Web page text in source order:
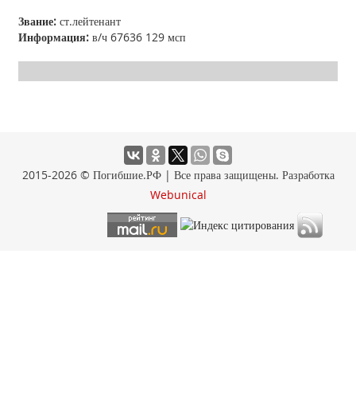
Звание: ст.лейтенант
Информация: в/ч 67636 129 мсп
2015-2026 © Погибшие.РФ | Все права защищены. Разработка
Webunical